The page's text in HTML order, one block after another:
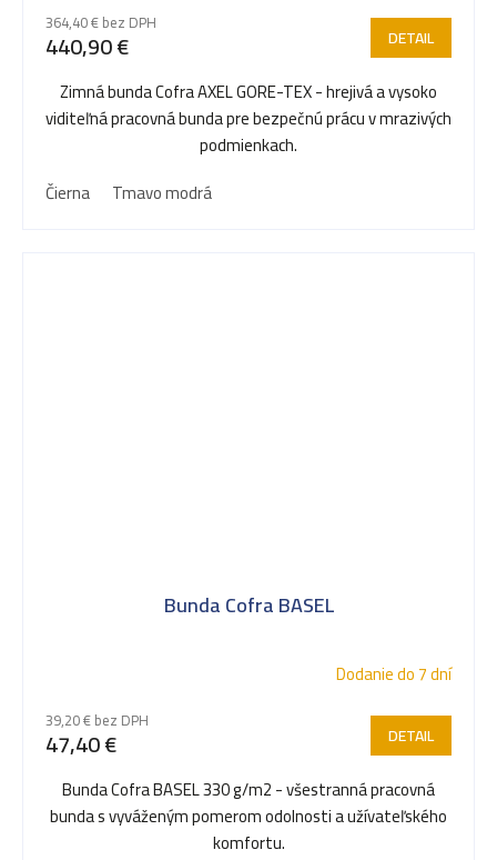
364,40 € bez DPH
440,90 € DETAIL
Zimná bunda Cofra AXEL GORE-TEX - hrejivá a vysoko
viditeľná pracovná bunda pre bezpečnú prácu v mrazivých
podmienkach.
Čierna
Tmavo modrá
Bunda Cofra BASEL
Dodanie do 7 dní
39,20 € bez DPH
47,40 € DETAIL
Bunda Cofra BASEL 330 g/m2 - všestranná pracovná
bunda s vyváženým pomerom odolnosti a užívateľského
komfortu.